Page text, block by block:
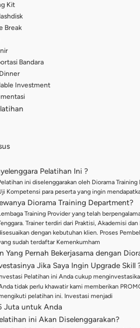
Kit
Break
Bandara
Investment
Pelatihan Ini ?
ini diselenggarakan oleh Diorama
Kompetensi para peserta yang ingin
Diorama Training Department?
Training Provider yang telah
Trainer terdiri dari Praktisi, Akademisi
dengan kebutuhan klien. Proses
sudah terdaftar Kemenkumham
Yang Pernah Bekerjasama dengan
Jika Saya Ingin Upgrade Skill
Pelatihan ini Anda cukup
tidak perlu khawatir kami memberikan
pelatihan ini. Investasi menjadi
Juta untuk Anda
ini Akan Diselenggarakan?